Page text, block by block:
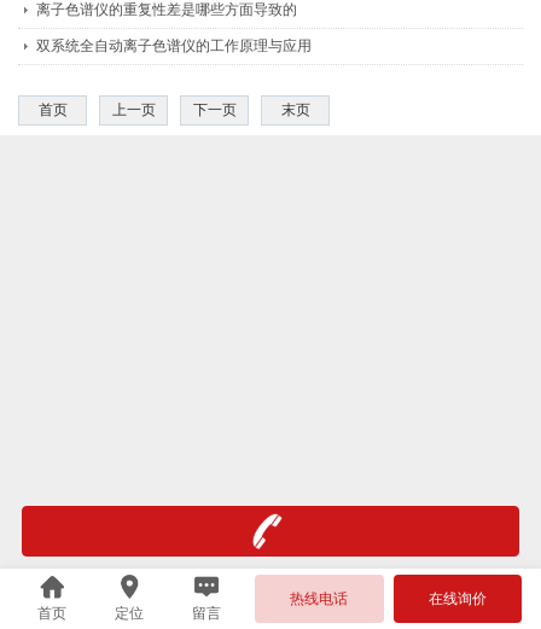
离子色谱仪的重复性差是哪些方面导致的
双系统全自动离子色谱仪的工作原理与应用
首页 上一页 下一页 末页
首页 定位 留言
热线电话 在线询价